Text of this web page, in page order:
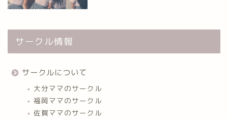
サークル情報
サークルについて
大分ママのサークル
福岡ママのサークル
佐賀ママのサークル